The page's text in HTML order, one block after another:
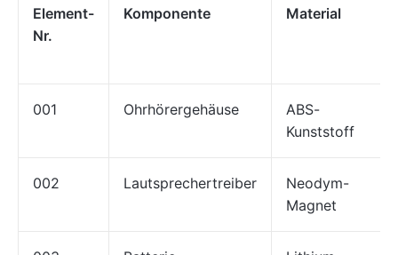
Element-
Nr.
Komponente Material
001 Ohrhörergehäuse
ABS-
Kunststoff
002 Lautsprechertreiber
Neodym-
Magnet